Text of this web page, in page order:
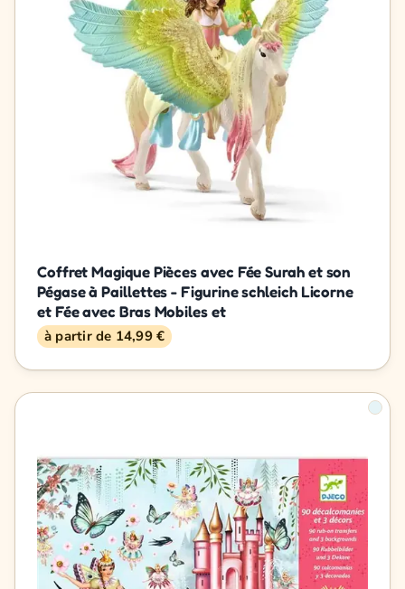
Coffret Magique Pièces avec Fée Surah et son
Pégase à Paillettes - Figurine schleich Licorne
et Fée avec Bras Mobiles et
à partir de 14,99 €